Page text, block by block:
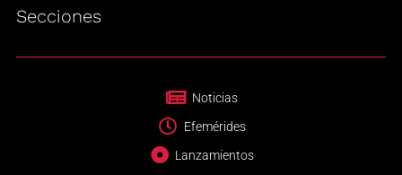
Secciones
Noticias
Efemérides
Lanzamientos